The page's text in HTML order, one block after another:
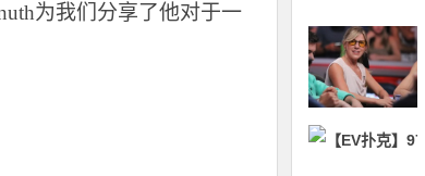
为我们分享了他对于一